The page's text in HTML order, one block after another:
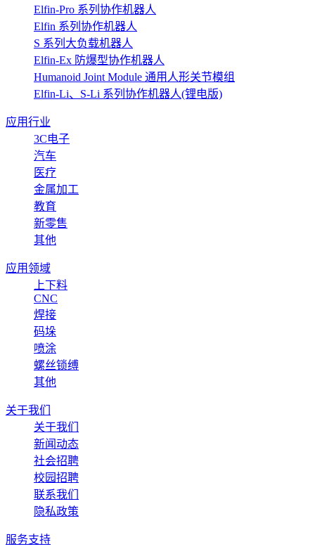
Elfin-Pro 系列协作机器人
Elfin 系列协作机器人
S 系列大负载机器人
Elfin-Ex 防爆型协作机器人
Humanoid Joint Module 通用人形关节模组
Elfin-Li、S-Li 系列协作机器人(锂电版)
应用行业
3C电子
汽车
医疗
金属加工
教育
新零售
其他
应用领域
上下料
CNC
焊接
码垛
喷涂
螺丝锁缚
其他
关于我们
关于我们
新闻动态
社会招聘
校园招聘
联系我们
隐私政策
服务支持